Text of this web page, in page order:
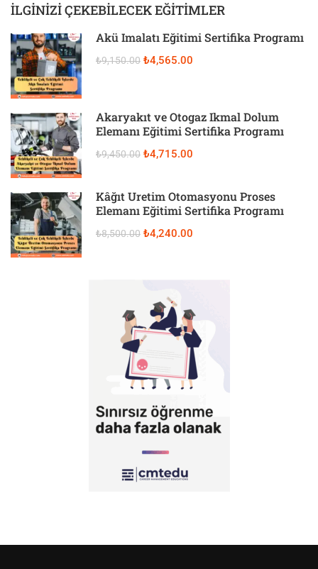
İLGINIZI ÇEKEBILECEK EĞITIMLER
Akü İmalatı Eğitimi Sertifika Programı
₺9,150.00 ₺4,565.00
Akaryakıt ve Otogaz İkmal Dolum
Elemanı Eğitimi Sertifika Programı
₺9,450.00 ₺4,715.00
Kâğıt Üretim Otomasyonu Proses
Elemanı Eğitimi Sertifika Programı
₺8,500.00 ₺4,240.00